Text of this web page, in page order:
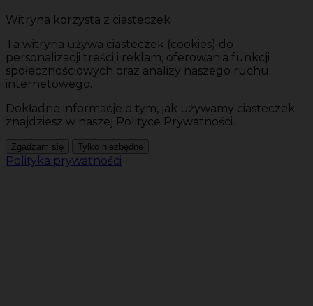
Witryna korzysta z ciasteczek
Ta witryna używa ciasteczek (cookies) do
personalizacji treści i reklam, oferowania funkcji
społecznościowych oraz analizy naszego ruchu
internetowego.
Dokładne informacje o tym, jak używamy ciasteczek
znajdziesz w naszej Polityce Prywatności.
Zgadzam się Tylko niezbędne
Polityka prywatności